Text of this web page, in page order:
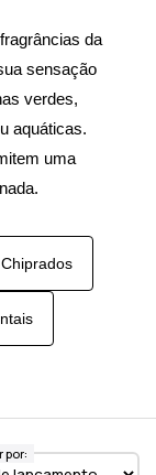
da
sensação
verdes,
aquáticas.
uma
Chiprados
por: